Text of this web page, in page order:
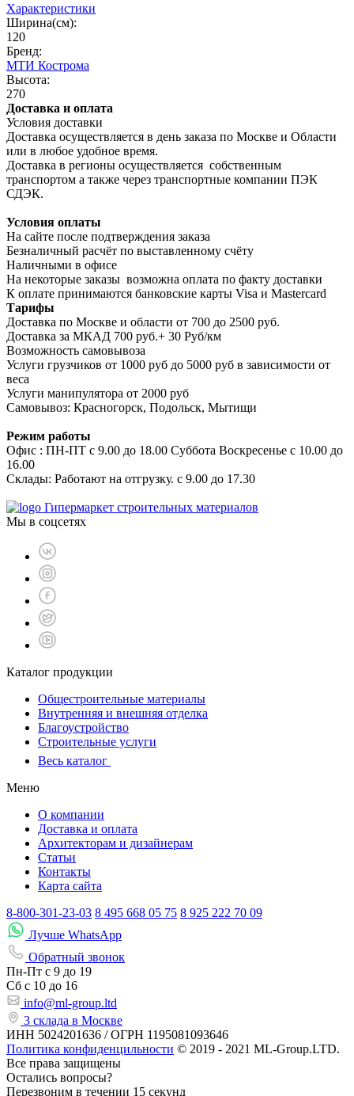
Характеристики
Ширина(см):
120
Бренд:
МТИ Кострома
Высота:
270
Доставка и оплата
Условия доставки
Доставка осуществляется в день заказа по Москве и Области
или в любое удобное время.
Доставка в регионы осуществляется собственным
транспортом а также через транспортные компании ПЭК
СДЭК.
Условия оплаты
На сайте после подтверждения заказа
Безналичный расчёт по выставленному счёту
Наличными в офисе
На некоторые заказы возможна оплата по факту доставки
К оплате принимаются банковские карты Visa и Masterсard
Тарифы
Доставка по Москве и области от 700 до 2500 руб.
Доставка за МКАД 700 руб.+ 30 Руб/км
Возможность самовывоза
Услуги грузчиков от 1000 руб до 5000 руб в зависимости от
веса
Услуги манипулятора от 2000 руб
Самовывоз: Красногорск, Подольск, Мытищи
Режим работы
Офис : ПН-ПТ с 9.00 до 18.00 Суббота Воскресенье с 10.00 до
16.00
Склады: Работают на отгрузку. с 9.00 до 17.30
Гипермаркет строительных материалов
Мы в соцсетях
Каталог продукции
Общестроительные материалы
Внутренняя и внешняя отделка
Благоустройство
Строительные услуги
Весь каталог
Меню
О компании
Доставка и оплата
Архитекторам и дизайнерам
Статьи
Контакты
Карта сайта
8-800-301-23-03 8 495 668 05 75 8 925 222 70 09
Лучше WhatsApp
Обратный звонок
Пн-Пт с 9 до 19
Сб с 10 до 16
info@ml-group.ltd
3 склада в Москве
ИНН 5024201636 / ОГРН 1195081093646
Политика конфиденцильности © 2019 - 2021 ML-Group.LTD.
Все права защищены
Остались вопросы?
Перезвоним в течении 15 секунд